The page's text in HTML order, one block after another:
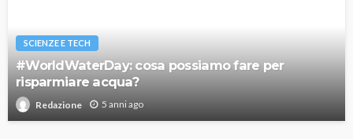
SCIENZE E TECH
#WorldWaterDay: cosa possiamo fare per
risparmiare acqua?
Redazione 5 anni ago